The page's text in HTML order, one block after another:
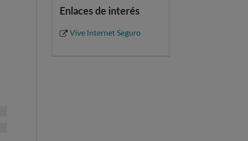
Enlaces de interés
Vive Internet Seguro